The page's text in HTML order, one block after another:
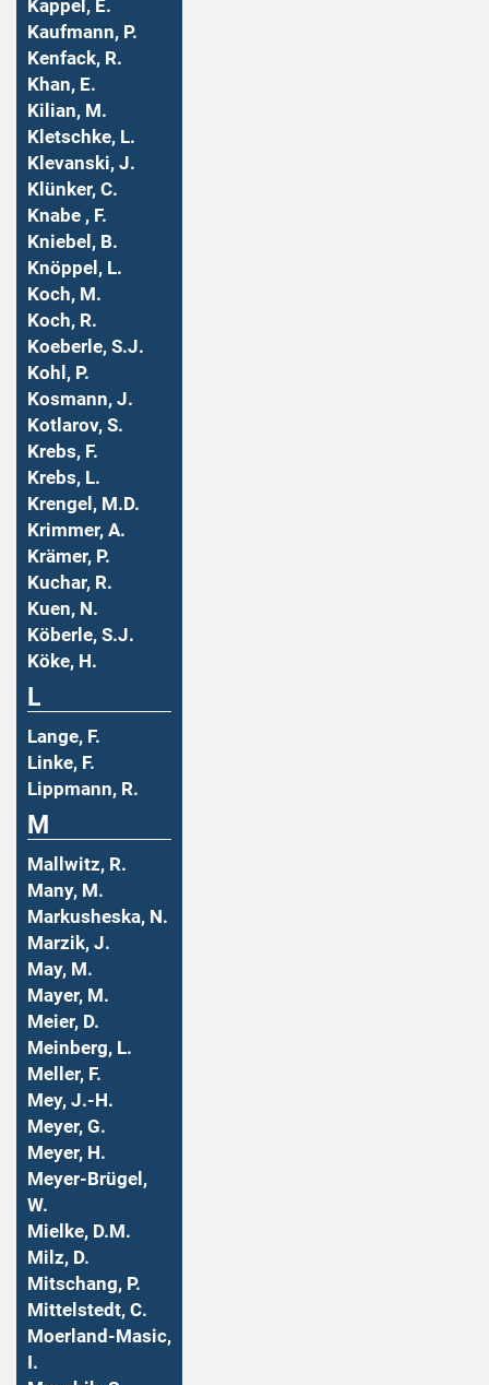
Kappel, E.
Kaufmann, P.
Kenfack, R.
Khan, E.
Kilian, M.
Kletschke, L.
Klevanski, J.
Klünker, C.
Knabe , F.
Kniebel, B.
Knöppel, L.
Koch, M.
Koch, R.
Koeberle, S.J.
Kohl, P.
Kosmann, J.
Kotlarov, S.
Krebs, F.
Krebs, L.
Krengel, M.D.
Krimmer, A.
Krämer, P.
Kuchar, R.
Kuen, N.
Köberle, S.J.
Köke, H.
L
Lange, F.
Linke, F.
Lippmann, R.
M
Mallwitz, R.
Many, M.
Markusheska, N.
Marzik, J.
May, M.
Mayer, M.
Meier, D.
Meinberg, L.
Meller, F.
Mey, J.-H.
Meyer, G.
Meyer, H.
Meyer-Brügel,
W.
Mielke, D.M.
Milz, D.
Mitschang, P.
Mittelstedt, C.
Moerland-Masic,
I.